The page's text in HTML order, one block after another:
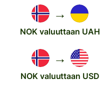
→
NOK valuuttaan UAH
→
NOK valuuttaan USD